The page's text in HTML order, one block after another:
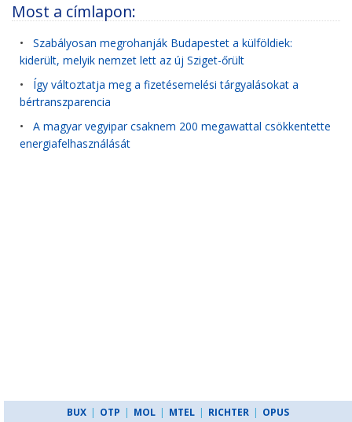
Most a címlapon:
• Szabályosan megrohanják Budapestet a külföldiek:
kiderült, melyik nemzet lett az új Sziget-őrült
• Így változtatja meg a fizetésemelési tárgyalásokat a
bértranszparencia
• A magyar vegyipar csaknem 200 megawattal csökkentette
energiafelhasználását
BUX | OTP | MOL | MTEL | RICHTER | OPUS